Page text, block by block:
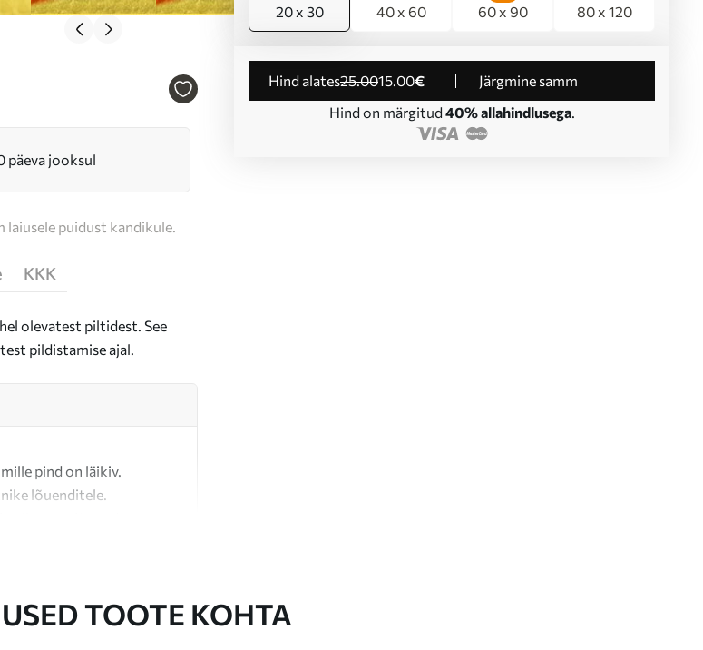
20 x 30 40 x 60 60 x 90 80 x 120
Hind alates25.0015.00€
Järgmine samm
Hind on märgitud 40% allahindlusega.
päeva jooksul
laiusele puidust kandikule.
KKK
olevatest piltidest. See
pildistamise ajal.
pind on läikiv.
lõuenditele.
TOOTE KOHTA